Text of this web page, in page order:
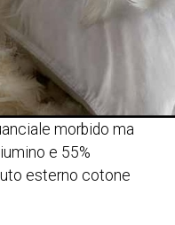
morbido ma
e 55%
esterno cotone